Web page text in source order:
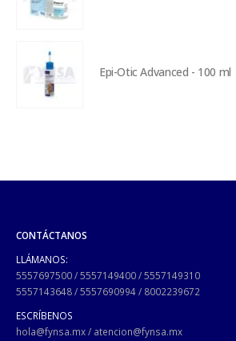
Epi-Otic Advanced - 100 ml
CONTÁCTANOS
LLÁMANOS:
5557697500/5557149400/5557149310
5557143648/5557690994/ 8002239672
ESCRÍBENOS
hola@fynsa.mx/ atencion@fynsa.mx